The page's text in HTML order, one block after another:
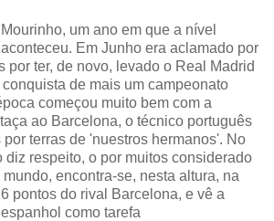
um ano em que a nível
Em Junho era aclamado por
por ter, de novo, levado o Real Madrid
de mais um campeonato
começou muito bem com a
ao Barcelona, o técnico português
terras de 'nuestros hermanos'. No
diz respeito, o por muitos considerado
encontra-se, nesta altura, na
pontos do rival Barcelona, e vê a
como tarefa